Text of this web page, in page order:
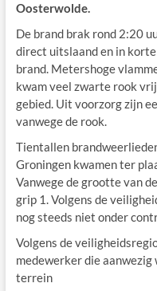
Oosterwolde.
De brand brak rond 2:20
direct uitslaand en in
brand. Metershoge
kwam veel zwarte rook
gebied. Uit voorzorg zijn
vanwege de rook.
Tientallen
Groningen kwamen ter
Vanwege de grootte van
grip 1. Volgens de
nog steeds niet onder
Volgens de
medewerker die aanwezig
terrein